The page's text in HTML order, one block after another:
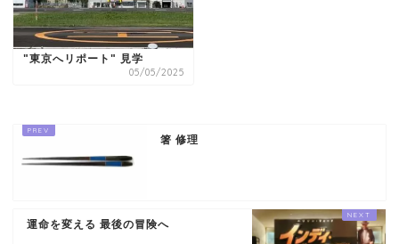
"東京へリポート" 見学
05/05/2025
箸 修理
運命を変える 最後の冒険へ